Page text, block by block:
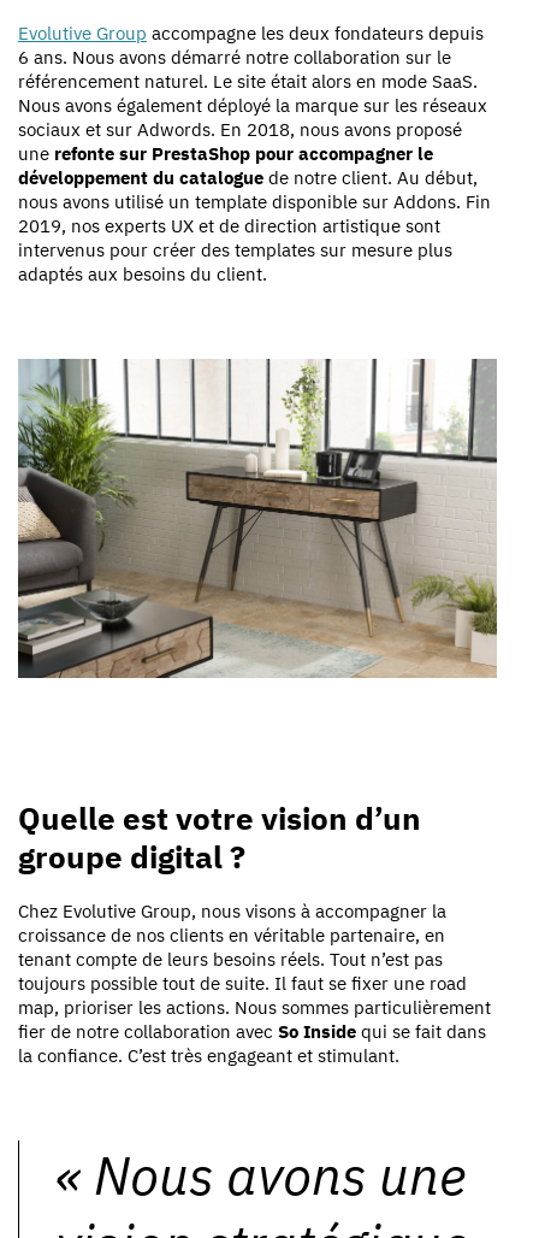
Evolutive Group accompagne les deux fondateurs depuis
6 ans. Nous avons démarré notre collaboration sur le
référencement naturel. Le site était alors en mode SaaS.
Nous avons également déployé la marque sur les réseaux
sociaux et sur Adwords. En 2018, nous avons proposé
une refonte sur PrestaShop pour accompagner le
développement du catalogue de notre client. Au début,
nous avons utilisé un template disponible sur Addons. Fin
2019, nos experts UX et de direction artistique sont
intervenus pour créer des templates sur mesure plus
adaptés aux besoins du client.
Quelle est votre vision d’un
groupe digital ?
Chez Evolutive Group, nous visons à accompagner la
croissance de nos clients en véritable partenaire, en
tenant compte de leurs besoins réels. Tout n’est pas
toujours possible tout de suite. Il faut se fixer une road
map, prioriser les actions. Nous sommes particulièrement
fier de notre collaboration avec So Inside qui se fait dans
la confiance. C’est très engageant et stimulant.
« Nous avons une